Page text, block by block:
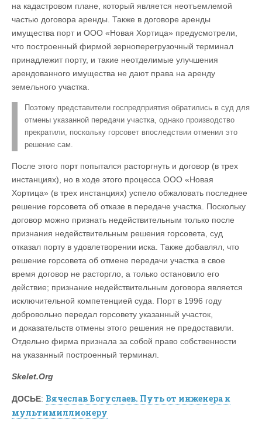
на кадастровом плане, который является неотъемлемой
частью договора аренды. Также в договоре аренды
имущества порт и ООО «Новая Хортица» предусмотрели,
что построенный фирмой зерноперегрузочный терминал
принадлежит порту, и такие неотделимые улучшения
арендованного имущества не дают права на аренду
земельного участка.
Поэтому представители госпредприятия обратились в суд для
отмены указанной передачи участка, однако производство
прекратили, поскольку горсовет впоследствии отменил это
решение сам.
После этого порт попытался расторгнуть и договор (в трех
инстанциях), но в ходе этого процесса ООО «Новая
Хортица» (в трех инстанциях) успело обжаловать последнее
решение горсовета об отказе в передаче участка. Поскольку
договор можно признать недействительным только после
признания недействительным решения горсовета, суд
отказал порту в удовлетворении иска. Также добавлял, что
решение горсовета об отмене передачи участка в свое
время договор не расторгло, а только остановило его
действие; признание недействительным договора является
исключительной компетенцией суда. Порт в 1996 году
добровольно передал горсовету указанный участок,
и доказательств отмены этого решения не предоставили.
Отдельно фирма признала за собой право собственности
на указанный построенный терминал.
Skelet.Org
ДОСЬЕ: Вячеслав Богуслаев. Путь от инженера к
мультимиллионеру